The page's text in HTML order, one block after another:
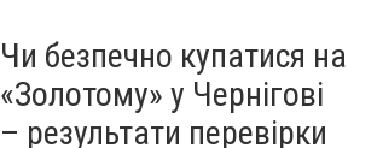
Чи безпечно купатися на
«Золотому» у Чернігові
– результати перевірки